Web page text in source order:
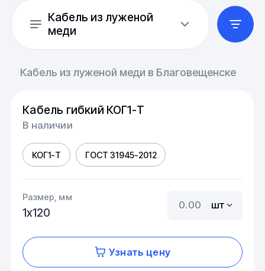
Кабель из луженой
меди
Кабель из луженой меди в Благовещенске
Кабель гибкий КОГ1-Т
В наличии
КОГ1-Т ГОСТ 31945-2012
Размер, мм
1х120
шт
Узнать цену